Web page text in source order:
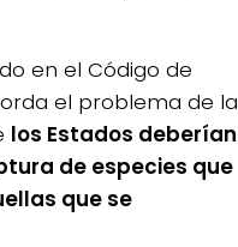
en el Código de
el problema de la
los Estados deberían
de especies que
que se